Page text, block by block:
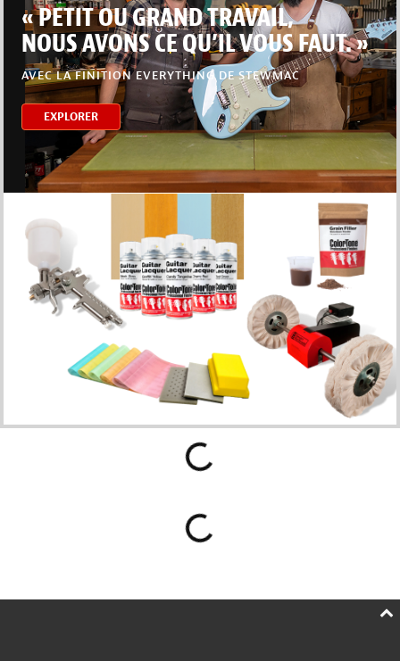
« PETIT OU GRAND TRAVAIL,
NOUS AVONS CE QU’IL VOUS FAUT. »
AVEC LA FINITION EVERYTHING DE STEWMAC
EXPLORER